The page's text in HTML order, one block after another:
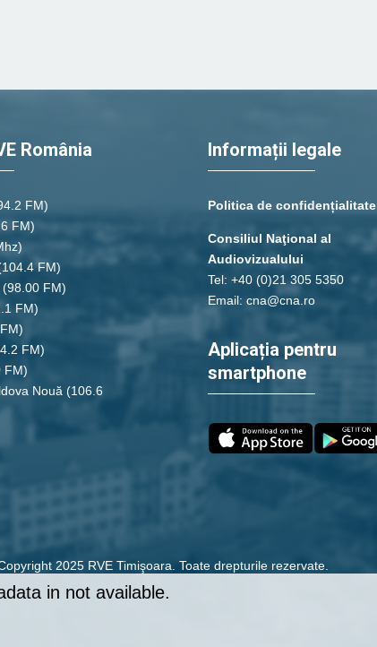
România
FM)
FM)
FM)
(98.00 FM)
FM)
FM)
FM)
Nouă (106.6
Informații legale
Politica de confidențialitate
Consiliul Naţional al
Audiovizualului
Tel: +40 (0)21 305 5350
Email: cna@cna.ro
Aplicația pentru
smartphone
2025 RVE Timişoara. Toate drepturile rezervate.
in not available.